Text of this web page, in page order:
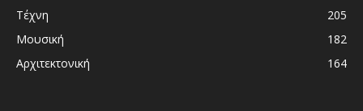
Τέχνη
205
Μουσική
182
Αρχιτεκτονική
164